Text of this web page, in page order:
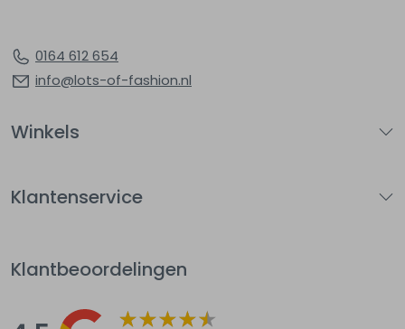
0164 612 654
info@lots-of-fashion.nl
Winkels
Klantenservice
Klantbeoordelingen